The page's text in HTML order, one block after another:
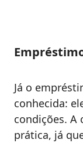
Já o
conhecida:
condições. A
prática, já